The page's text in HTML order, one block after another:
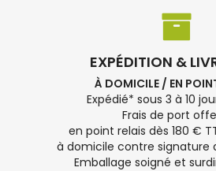
EXPÉDITION &
À DOMICILE / EN
Expédié* sous 3 à 10
Frais de port
en point relais dès 180 €
à domicile contre signature
Emballage soigné et